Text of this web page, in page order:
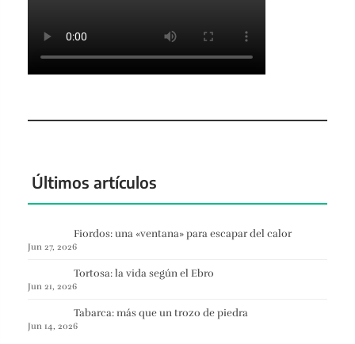
Últimos artículos
Fiordos: una «ventana» para escapar del calor
Jun 27, 2026
Tortosa: la vida según el Ebro
Jun 21, 2026
Tabarca: más que un trozo de piedra
Jun 14, 2026